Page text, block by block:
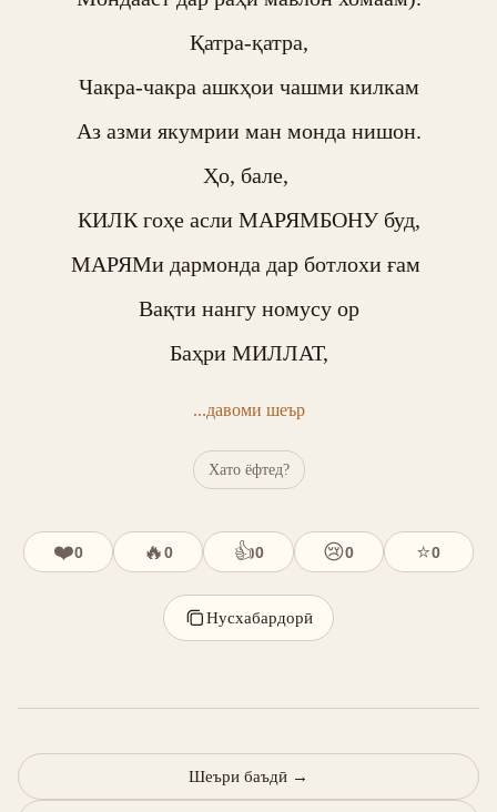
Қатра-қатра,
Чакра-чакра ашкҳои чашми килкам
Аз азми якумрии ман монда нишон.
Ҳо, бале,
КИЛК гоҳе асли МАРЯМБОНУ буд,
МАРЯМи дармонда дар ботлохи ғам
Вақти нангу номусу ор
Баҳри МИЛЛАТ,
...давоми шеър
Хато ёфтед?
❤️0 🔥0 👍0 😢0 ⭐0
Нусхабардорӣ
Шеъри баъдӣ →